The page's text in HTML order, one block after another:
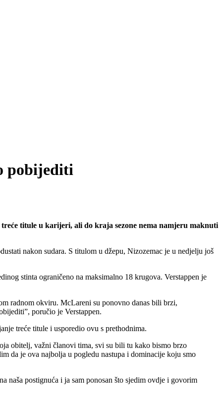
pobijediti
titule u karijeri, ali do kraja sezone nema namjeru maknuti
nakon sudara. S titulom u džepu, Nizozemac je u nedjelju još
stinta ograničeno na maksimalno 18 krugova. Verstappen je
radnom okviru. McLareni su ponovno danas bili brzi,
poručio je Verstappen.
treće titule i usporedio ovu s prethodnima.
obitelj, važni članovi tima, svi su bili tu kako bismo brzo
da je ova najbolja u pogledu nastupa i dominacije koju smo
naša postignuća i ja sam ponosan što sjedim ovdje i govorim